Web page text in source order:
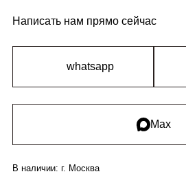
Написать нам прямо сейчас
whatsapp
Max
В наличии: г. Москва